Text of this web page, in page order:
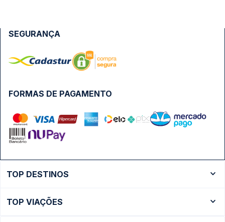
FORMAS DE PAGAMENTO
SEGURANÇA
TOP DESTINOS
Ônibus São Paulo
TOP VIAÇÕES